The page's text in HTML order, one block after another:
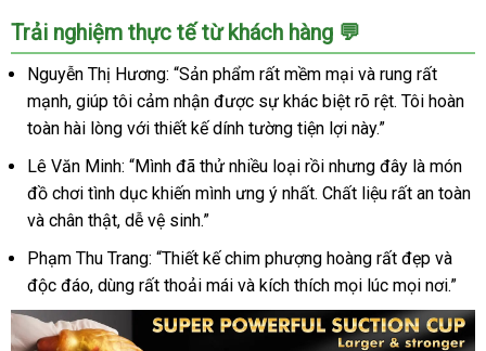
kích
thích
Dương
vật
giả
rung
thụt
mạnh
dính
tường,
chân
thực,
kích
thích
Trải nghiệm thực tế từ khách hàng 💬
Nguyễn Thị Hương: “Sản phẩm rất mềm mại và rung rất
mạnh, giúp tôi cảm nhận được sự khác biệt rõ rệt. Tôi hoàn
toàn hài lòng với thiết kế dính tường tiện lợi này.”
Lê Văn Minh: “Mình đã thử nhiều loại rồi nhưng đây là món
đồ chơi tình dục khiến mình ưng ý nhất. Chất liệu rất an toàn
và chân thật, dễ vệ sinh.”
Phạm Thu Trang: “Thiết kế chim phượng hoàng rất đẹp và
độc đáo, dùng rất thoải mái và kích thích mọi lúc mọi nơi.”